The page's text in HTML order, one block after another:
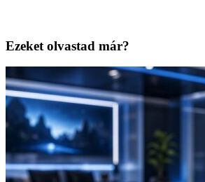
Ezeket olvastad már?